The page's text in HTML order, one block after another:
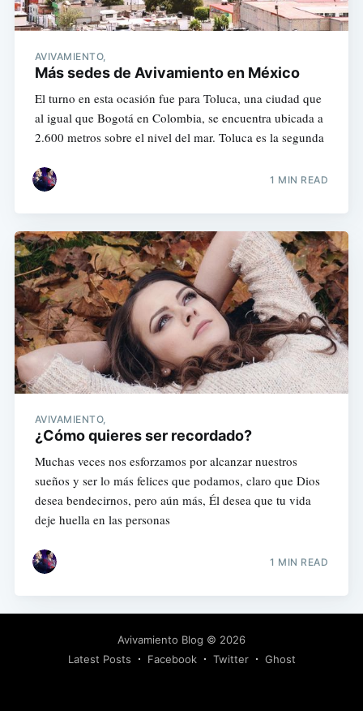
AVIVAMIENTO,
Más sedes de Avivamiento en México
El turno en esta ocasión fue para Toluca, una ciudad que
al igual que Bogotá en Colombia, se encuentra ubicada a
2.600 metros sobre el nivel del mar. Toluca es la segunda
1 MIN READ
AVIVAMIENTO,
¿Cómo quieres ser recordado?
Muchas veces nos esforzamos por alcanzar nuestros
sueños y ser lo más felices que podamos, claro que Dios
desea bendecirnos, pero aún más, Él desea que tu vida
deje huella en las personas
1 MIN READ
Avivamiento Blog © 2026
Latest Posts
Facebook Twitter Ghost